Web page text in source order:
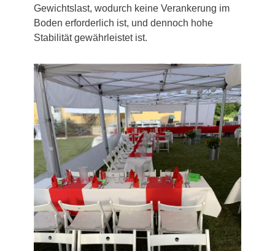
Gewichtslast, wodurch keine Verankerung im
Boden erforderlich ist, und dennoch hohe
Stabilität gewährleistet ist.